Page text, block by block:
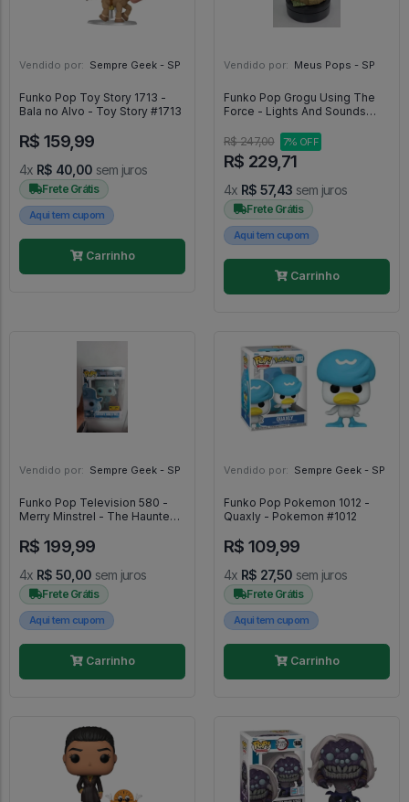
Vendido por: Sempre Geek - SP
Funko Pop Toy Story 1713 -
Bala no Alvo - Toy Story #1713
R$ 159,99
4x R$ 40,00 sem juros
Frete Grátis
Aqui tem cupom
Carrinho
Vendido por: Meus Pops - SP
Funko Pop Grogu Using The
Force - Lights And Sounds
R$ 247,00
7% OFF
R$ 229,71
4x R$ 57,43 sem juros
Frete Grátis
Aqui tem cupom
Carrinho
Vendido por: Sempre Geek - SP
Funko Pop Television 580 -
Merry Minstrel - The Haunted
R$ 199,99
4x R$ 50,00 sem juros
Frete Grátis
Aqui tem cupom
Carrinho
Vendido por: Sempre Geek - SP
Funko Pop Pokemon 1012 -
Quaxly - Pokemon #1012
R$ 109,99
4x R$ 27,50 sem juros
Frete Grátis
Aqui tem cupom
Carrinho